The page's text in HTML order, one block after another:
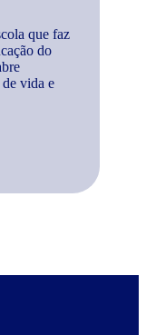
que faz
do
vida e